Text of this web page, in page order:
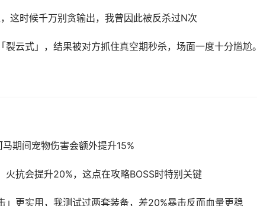
这时候千万别贪输出，我曾因此被反杀过N次
云式」，结果被对方抓住真空期秒杀，场面一度十分尴尬。
期间宠物伤害会额外提升15%
火抗会提升20%，这点在攻略BOSS时特别关键
」更实用，我测试过两套装备，差20%暴击反而血量更稳